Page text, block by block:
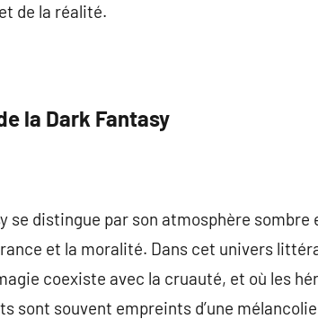
de la réalité.
la Dark Fantasy
se distingue par son atmosphère
et la moralité. Dans cet univers
coexiste avec la cruauté, et où les
sont souvent empreints d’une